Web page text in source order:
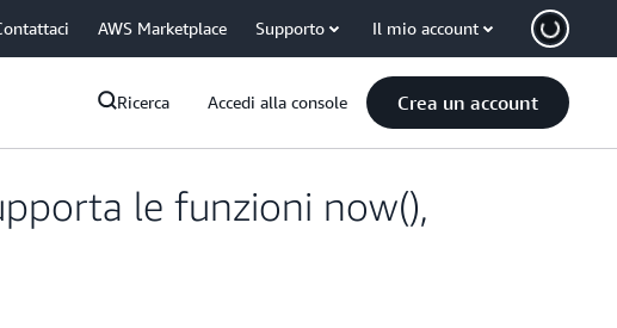
AWS Marketplace Supporto Il mio account
Ricerca Accedi alla console Crea un account
le funzioni now(),